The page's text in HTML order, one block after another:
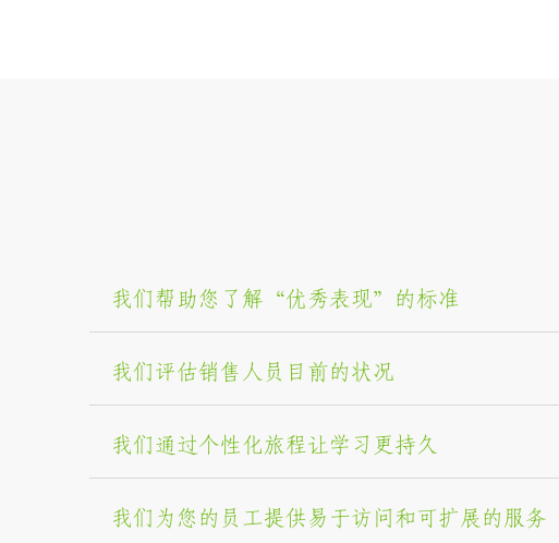
我们帮助您了解“优秀表现”的标准
我们评估销售人员目前的状况
我们通过个性化旅程让学习更持久
我们为您的员工提供易于访问和可扩展的服务